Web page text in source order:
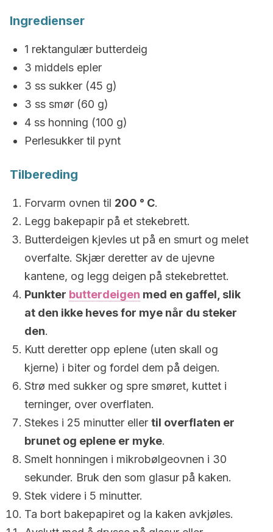
Ingredienser
1 rektangulær butterdeig
3 middels epler
3 ss sukker (45 g)
3 ss smør (60 g)
4 ss honning (100 g)
Perlesukker til pynt
Tilbereding
Forvarm ovnen til 200 ° C.
Legg bakepapir på et stekebrett.
Butterdeigen kjevles ut på en smurt og melet
overfalte. Skjær deretter av de ujevne
kantene, og legg deigen på stekebrettet.
Punkter butterdeigen med en gaffel, slik
at den ikke heves for mye når du steker
den.
Kutt deretter opp eplene (uten skall og
kjerne) i biter og fordel dem på deigen.
Strø med sukker og spre smøret, kuttet i
terninger, over overflaten.
Stekes i 25 minutter eller til overflaten er
brunet og eplene er myke.
Smelt honningen i mikrobølgeovnen i 30
sekunder. Bruk den som glasur på kaken.
Stek videre i 5 minutter.
Ta bort bakepapiret og la kaken avkjøles.